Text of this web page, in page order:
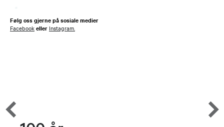
Følg oss gjerne på sosiale medier
Facebookeller Instagram.